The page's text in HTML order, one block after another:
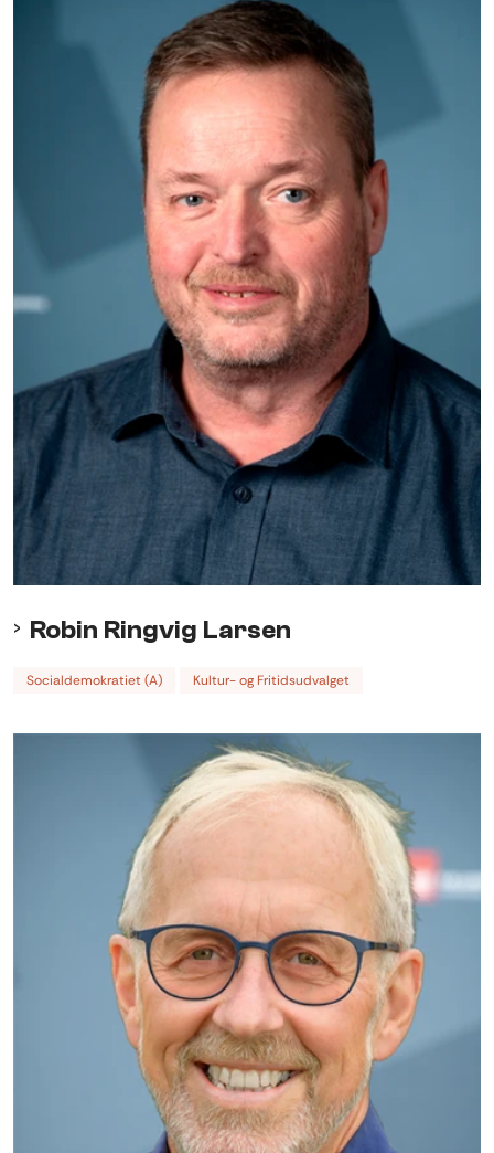
Robin Ringvig Larsen
Socialdemokratiet (A) Kultur- og Fritidsudvalget